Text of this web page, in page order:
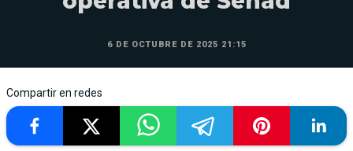
6 DE OCTUBRE DE 2025 21:15
Compartir en redes